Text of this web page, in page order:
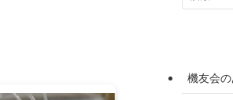
機友会